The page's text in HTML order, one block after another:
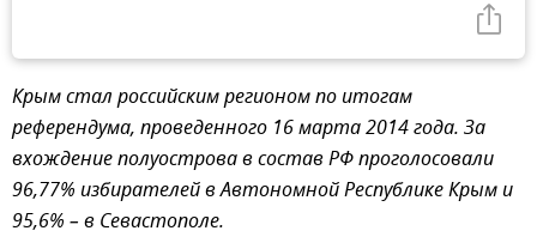
Крым стал российским регионом по итогам
референдума, проведенного 16 марта 2014 года. За
вхождение полуострова в состав РФ проголосовали
96,77% избирателей в Автономной Республике Крым и
95,6% – в Севастополе.